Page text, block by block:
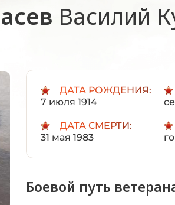
Василий
ДАТА РОЖДЕНИЯ:
7 июля 1914
ДАТА СМЕРТИ:
31 мая 1983
Боевой путь